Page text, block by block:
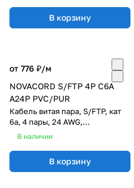
В корзину
от 776 ₽/м
NOVACORD S/FTP 4P C6A
A24P PVC/PUR
Кабель витая пара, S/FTP, кат
6a, 4 пары, 24 AWG,
многожильный, PVC/PUR
В наличии
В корзину